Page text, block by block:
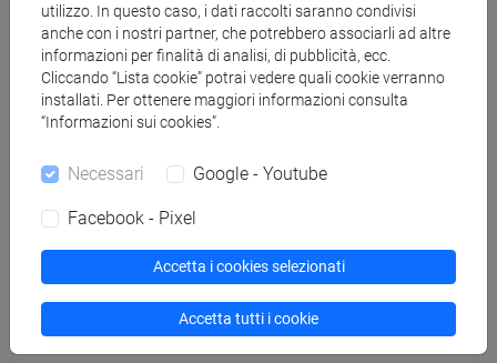
Laurea e certificati
Prova finale
Giorno della Laurea
Certificati, diploma di laurea e supplement
Iscrizioni, tasse e agevolazioni
utilizzo. In questo caso, i dati raccolti saranno condivisi
anche con i nostri partner, che potrebbero associarli ad altre
informazioni per finalità di analisi, di pubblicità, ecc.
Cliccando “Lista cookie” potrai vedere quali cookie verranno
installati. Per ottenere maggiori informazioni consulta
“Informazioni sui cookies”.
Necessari Google - Youtube
Facebook - Pixel
Accetta i cookies selezionati
Accetta tutti i cookie